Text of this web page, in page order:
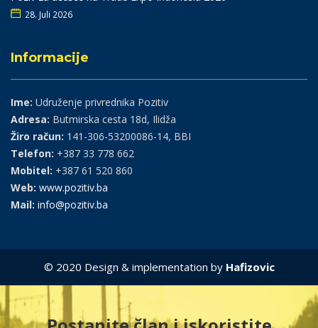
28. Juli 2026
Informacije
Ime: Udruženje privrednika Pozitiv
Adresa: Butmirska cesta 18d, Ilidža
Žiro račun: 141-306-53200086-14, BBI
Telefon: +387 33 778 662
Mobitel: +387 61 520 860
Web: www.pozitiv.ba
Mail: info@pozitiv.ba
© 2020 Design & implementation by Hafizovic